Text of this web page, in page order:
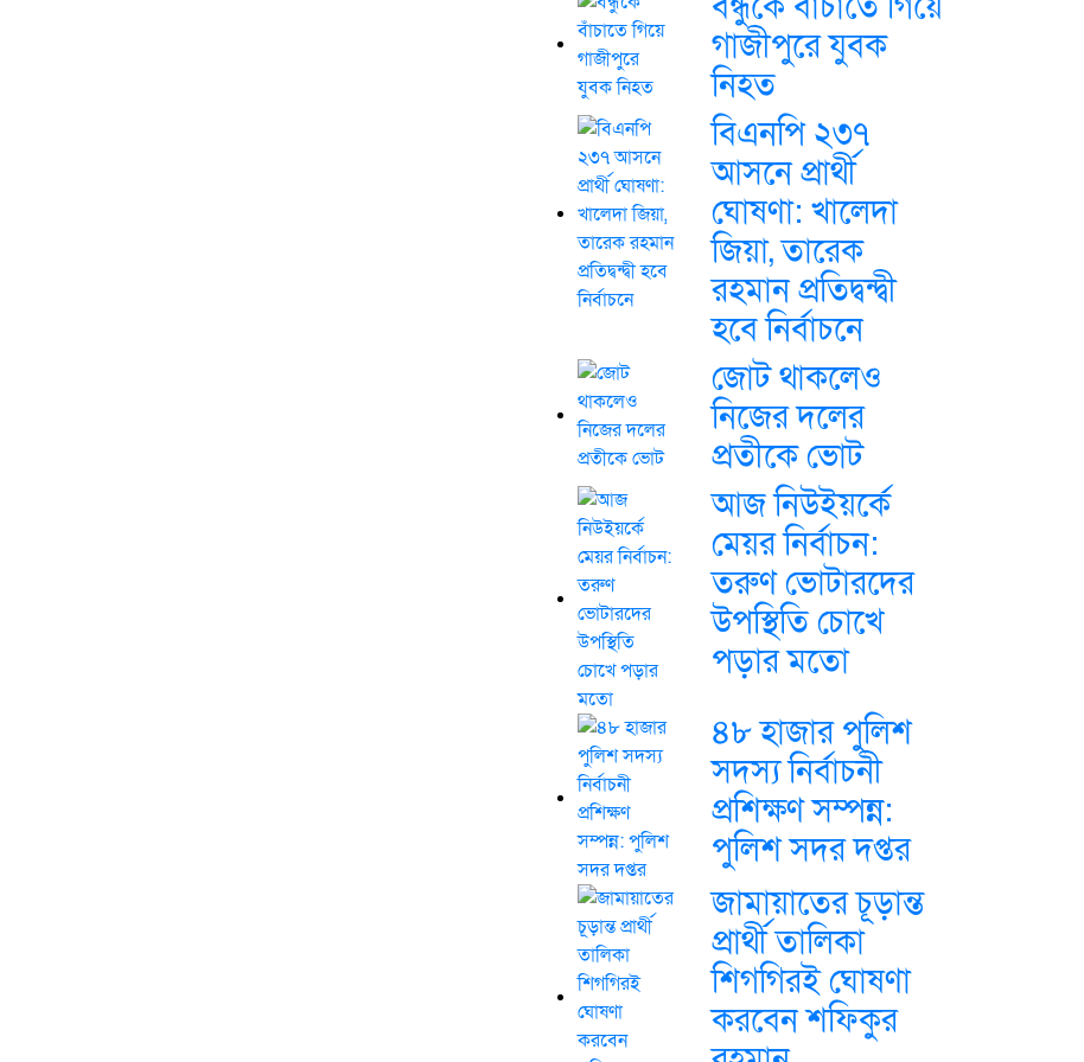
গাজীপুরে যুবক
নিহত
বিএনপি ২৩৭
আসনে প্রার্থী
ঘোষণা: খালেদা
জিয়া, তারেক
রহমান প্রতিদ্বন্দ্বী
হবে নির্বাচনে
জোট থাকলেও
নিজের দলের
প্রতীকে ভোট
আজ নিউইয়র্কে
মেয়র নির্বাচন:
তরুণ ভোটারদের
উপস্থিতি চোখে
পড়ার মতো
৪৮ হাজার পুলিশ
সদস্য নির্বাচনী
প্রশিক্ষণ সম্পন্ন:
পুলিশ সদর দপ্তর
জামায়াতের চূড়ান্ত
প্রার্থী তালিকা
শিগগিরই ঘোষণা
করবেন শফিকুর